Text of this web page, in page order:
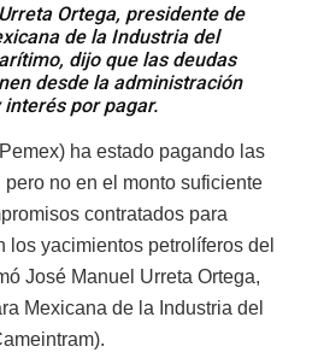
Ortega, presidente de
de la Industria del
dijo que las deudas
desde la administración
por pagar.
ha estado pagando las
no en el monto suficiente
contratados para
los yacimientos petrolíferos del
José Manuel Urreta Ortega,
Mexicana de la Industria del